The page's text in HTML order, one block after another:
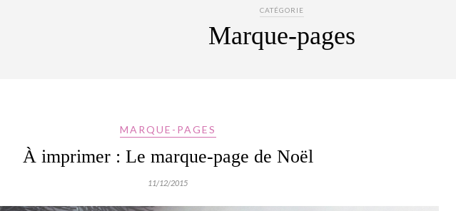
CATÉGORIE
Marque-pages
MARQUE-PAGES
À imprimer : Le marque-page de Noël
11/12/2015